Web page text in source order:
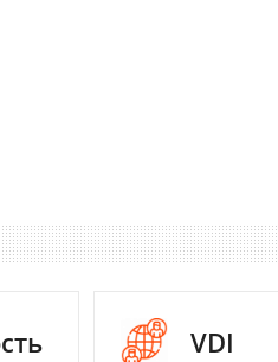
VDI